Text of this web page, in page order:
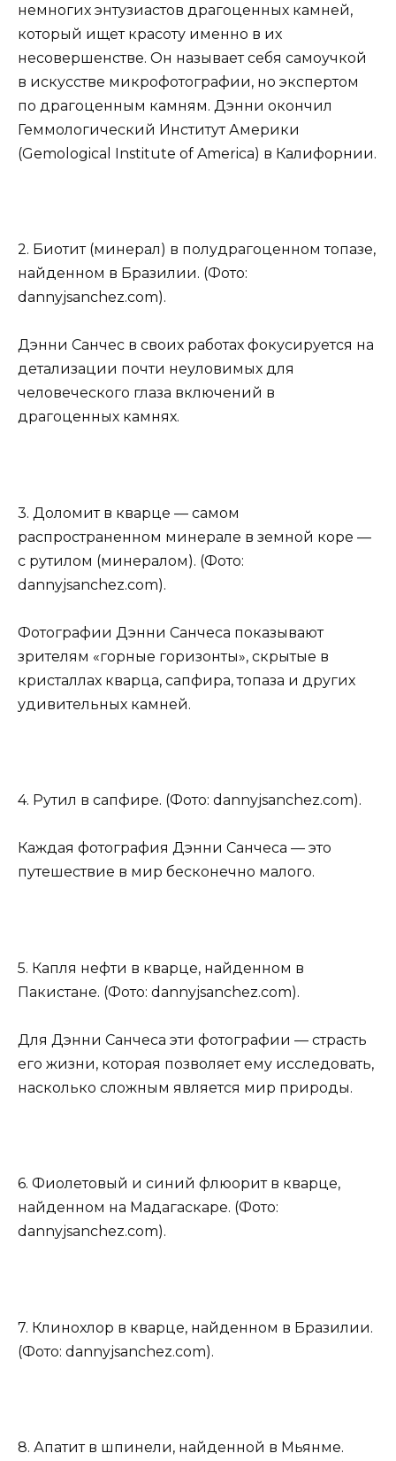
немногих энтузиастов драгоценных камней,
который ищет красоту именно в их
несовершенстве. Он называет себя самоучкой
в искусстве микрофотографии, но экспертом
по драгоценным камням. Дэнни окончил
Геммологический Институт Америки
(Gemological Institute of America) в Калифорнии.
2. Биотит (минерал) в полудрагоценном топазе,
найденном в Бразилии. (Фото:
dannyjsanchez.com).
Дэнни Санчес в своих работах фокусируется на
детализации почти неуловимых для
человеческого глаза включений в
драгоценных камнях.
3. Доломит в кварце — самом
распространенном минерале в земной коре —
с рутилом (минералом). (Фото:
dannyjsanchez.com).
Фотографии Дэнни Санчеса показывают
зрителям «горные горизонты», скрытые в
кристаллах кварца, сапфира, топаза и других
удивительных камней.
4. Рутил в сапфире. (Фото: dannyjsanchez.com).
Каждая фотография Дэнни Санчеса — это
путешествие в мир бесконечно малого.
5. Капля нефти в кварце, найденном в
Пакистане. (Фото: dannyjsanchez.com).
Для Дэнни Санчеса эти фотографии — страсть
его жизни, которая позволяет ему исследовать,
насколько сложным является мир природы.
6. Фиолетовый и синий флюорит в кварце,
найденном на Мадагаскаре. (Фото:
dannyjsanchez.com).
7. Клинохлор в кварце, найденном в Бразилии.
(Фото: dannyjsanchez.com).
8. Апатит в шпинели, найденной в Мьянме.